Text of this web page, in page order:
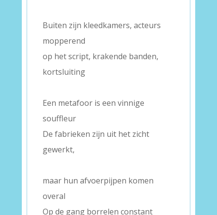
Buiten zijn kleedkamers, acteurs
mopperend
op het script, krakende banden,
kortsluiting
Een metafoor is een vinnige
souffleur
De fabrieken zijn uit het zicht
gewerkt,
maar hun afvoerpijpen komen
overal
Op de gang borrelen constant